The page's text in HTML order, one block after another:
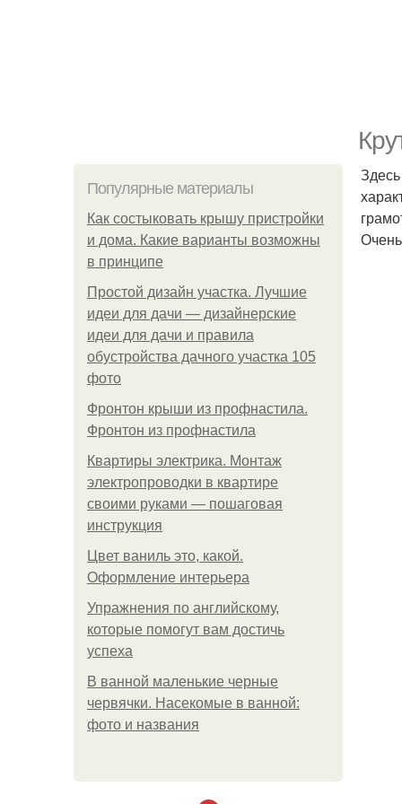
Популярные материалы
Как состыковать крышу пристройки
и дома. Какие варианты возможны
в принципе
Простой дизайн участка. Лучшие
идеи для дачи — дизайнерские
идеи для дачи и правила
обустройства дачного участка 105
фото
Фронтон крыши из профнастила.
Фронтон из профнастила
Квартиры электрика. Монтаж
электропроводки в квартире
своими руками — пошаговая
инструкция
Цвет ваниль это, какой.
Оформление интерьера
Упражнения по английскому,
которые помогут вам достичь
успеха
В ванной маленькие черные
червячки. Насекомые в ванной:
фото и названия